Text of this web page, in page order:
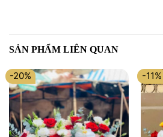
SẢN PHẨM LIÊN QUAN
-20% -11%